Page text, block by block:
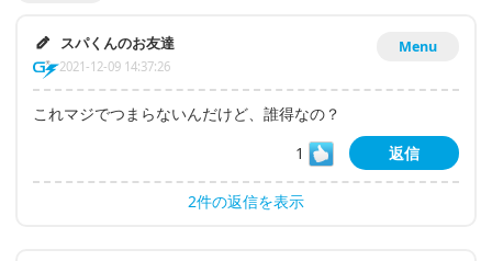
Menu
スパくんのお友達
2021-12-09 14:37:26
これマジでつまらないんだけど、誰得なの？
1
返信
2件の返信を表示